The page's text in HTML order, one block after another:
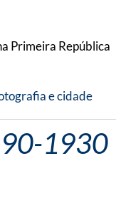
Primeira República
e cidade
1930